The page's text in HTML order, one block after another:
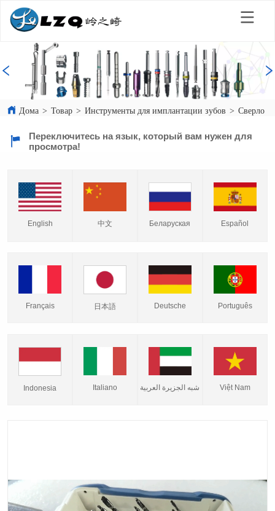
Дома > Товар > Инструменты для имплантации зубов > Сверло
Переключитесь на язык, который вам нужен для
просмотра!
English 中文 Беларуская Español
Français 日本語 Deutsche Português
Indonesia Italiano شبه الجزيرة العربية Việt Nam